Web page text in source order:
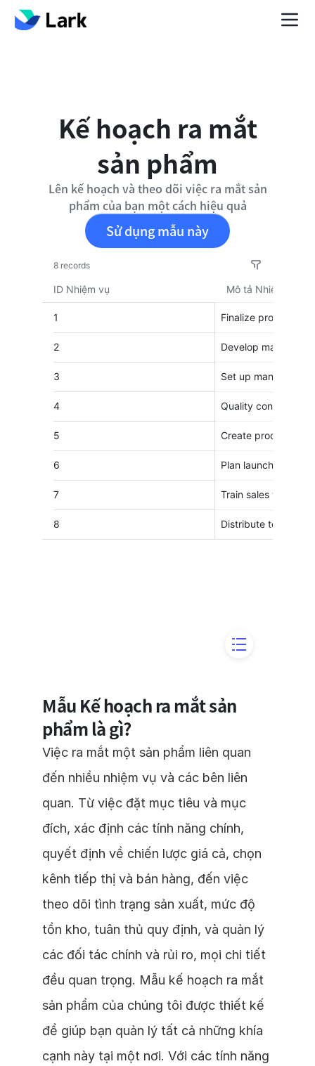
Kế hoạch ra mắt
sản phẩm
Lên kế hoạch và theo dõi việc ra mắt sản
phẩm của bạn một cách hiệu quả
Sử dụng mẫu này
Mẫu Kế hoạch ra mắt sản
phẩm là gì?
Việc ra mắt một sản phẩm liên quan
đến nhiều nhiệm vụ và các bên liên
quan. Từ việc đặt mục tiêu và mục
đích, xác định các tính năng chính,
quyết định về chiến lược giá cả, chọn
kênh tiếp thị và bán hàng, đến việc
theo dõi tình trạng sản xuất, mức độ
tồn kho, tuân thủ quy định, và quản lý
các đối tác chính và rủi ro, mọi chi tiết
đều quan trọng. Mẫu kế hoạch ra mắt
sản phẩm của chúng tôi được thiết kế
để giúp bạn quản lý tất cả những khía
cạnh này tại một nơi. Với các tính năng